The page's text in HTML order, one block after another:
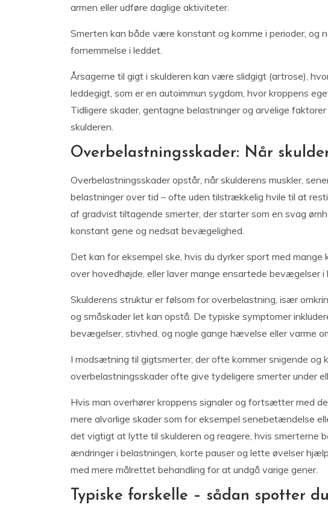
armen eller udføre daglige aktiviteter.
Smerten kan både være konstant og komme i perioder, og
fornemmelse i leddet.
Årsagerne til gigt i skulderen kan være slidgigt (artrose),
leddegigt, som er en autoimmun sygdom, hvor kroppens
Tidligere skader, gentagne belastninger og arvelige
skulderen.
Overbelastningsskader: Når
Overbelastningsskader opstår, når skulderens muskler,
belastninger over tid – ofte uden tilstrækkelig hvile til at
af gradvist tiltagende smerter, der starter som en svag
konstant gene og nedsat bevægelighed.
Det kan for eksempel ske, hvis du dyrker sport med
over hovedhøjde, eller laver mange ensartede bevægelser i
Skulderens struktur er følsom for overbelastning, især
og småskader let kan opstå. De typiske symptomer
bevægelser, stivhed, og nogle gange hævelse eller varme
I modsætning til gigtsmerter, der ofte kommer snigende
overbelastningsskader ofte give tydeligere smerter under
Hvis man overhører kroppens signaler og fortsætter med
mere alvorlige skader som for eksempel senebetændelse
det vigtigt at lytte til skulderen og reagere, hvis smerterne
ændringer i belastningen, korte pauser og lette øvelser
med mere målrettet behandling for at undgå varige gener.
Typiske forskelle – sådan spotter